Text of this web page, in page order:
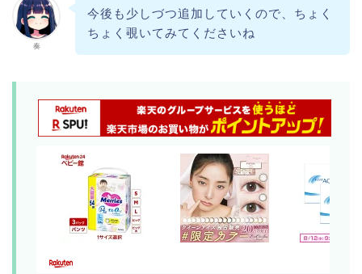
奏
今後も少しづつ追加していくので、ちょく
ちょく覗いてみてくださいね